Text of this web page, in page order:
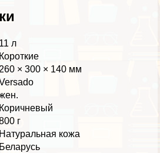
11 л
Короткие
260 × 300 × 140 мм
Коричневый
г
Натуральная кожа
Беларусь